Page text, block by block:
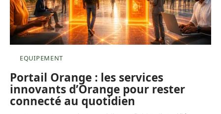
EQUIPEMENT
Portail Orange : les services
innovants d’Orange pour rester
connecté au quotidien